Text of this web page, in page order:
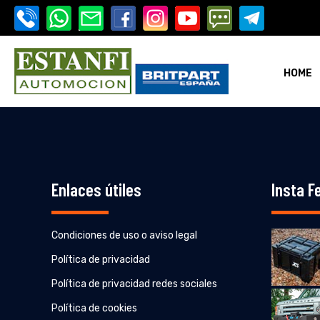
HOME
Enlaces útiles
Condiciones de uso o aviso legal
Política de privacidad
Política de privacidad redes sociales
Política de cookies
Insta